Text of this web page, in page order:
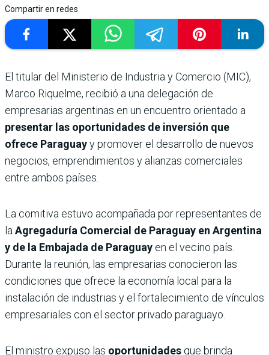
Compartir en redes
El titular del Ministerio de Industria y Comercio (MIC),
Marco Riquelme, recibió a una delegación de
empresarias argentinas en un encuentro orientado a
presentar las oportunidades de inversión que
ofrece Paraguayy promover el desarrollo de nuevos
negocios, emprendimientos y alianzas comerciales
entre ambos países.
La comitiva estuvo acompañada por representantes de
la Agregaduría Comercial de Paraguay en Argentina
y de la Embajada de Paraguay en el vecino país.
Durante la reunión, las empresarias conocieron las
condiciones que ofrece la economía local para la
instalación de industrias y el fortalecimiento de vínculos
empresariales con el sector privado paraguayo.
El ministro expuso las oportunidades que brinda